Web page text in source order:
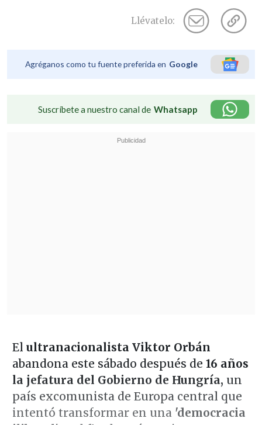
Llévatelo:
Agréganos como tu fuente preferida en Google
Suscríbete a nuestro canal de Whatsapp
El ultranacionalista Viktor Orbán
abandona este sábado después de 16 años
la jefatura del Gobierno de Hungría, un
país excomunista de Europa central que
intentó transformar en una 'democracia